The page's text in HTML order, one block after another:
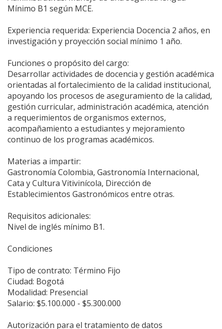
Mínimo B1 según MCE.
Experiencia requerida: Experiencia Docencia 2 años, en
investigación y proyección social mínimo 1 año.
Funciones o propósito del cargo:
Desarrollar actividades de docencia y gestión académica
orientadas al fortalecimiento de la calidad institucional,
apoyando los procesos de aseguramiento de la calidad,
gestión curricular, administración académica, atención
a requerimientos de organismos externos,
acompañamiento a estudiantes y mejoramiento
continuo de los programas académicos.
Materias a impartir:
Gastronomía Colombia, Gastronomía Internacional,
Cata y Cultura Vitivinícola, Dirección de
Establecimientos Gastronómicos entre otras.
Requisitos adicionales:
Nivel de inglés mínimo B1.
Condiciones
Tipo de contrato: Término Fijo
Ciudad: Bogotá
Modalidad: Presencial
Salario: $5.100.000 - $5.300.000
Autorización para el tratamiento de datos